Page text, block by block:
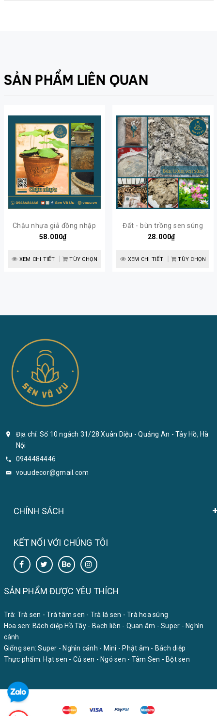
SẢN PHẨM LIÊN QUAN
Chậu nhựa giả đồng nhập
khẩu | Sen Vô Ưu
58.000₫
XEM CHI TIẾT TÙY CHỌN
Đất - bùn trồng sen súng
2kg | Sen Vô Ưu
28.000₫
XEM CHI TIẾT TÙY CHỌN
Địa chỉ: Số 10 ngách 31/28 Xuân Diệu - Quảng An - Tây Hồ, Hà
Nội
0944484446
vouudecor@gmail.com
CHÍNH SÁCH
KẾT NỐI VỚI CHÚNG TÔI
SẢN PHẨM ĐƯỢC YÊU THÍCH
Trà: Trà sen - Trà tâm sen - Trà lá sen - Trà hoa súng
Hoa sen: Bách diệp Hồ Tây- Bạch liên - Quan âm - Super - Nghìn
cánh
Giống sen: Super - Nghìn cánh - Mini - Phật âm - Bách diệp
Thực phẩm: Hạt sen - Củ sen - Ngó sen - Tâm Sen - Bột sen